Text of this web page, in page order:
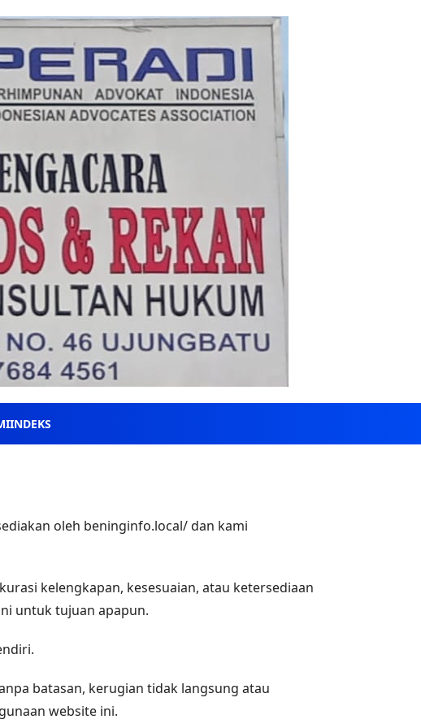
INDEKS
oleh beninginfo.local/ dan kami
kelengkapan, kesesuaian, atau ketersediaan
untuk tujuan apapun.
batasan, kerugian tidak langsung atau
website ini.